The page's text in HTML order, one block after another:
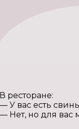
В ресторане:
— У вас есть
— Нет, но для вас